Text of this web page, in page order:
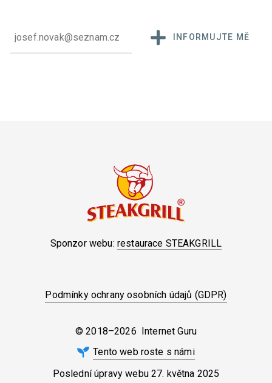
INFORMUJTE MĚ
Sponzor webu: restaurace STEAKGRILL
Podmínky ochrany osobních údajů (GDPR)
© 2018–2026 Internet Guru
Tento web roste s námi
Poslední úpravy webu 27. května 2025